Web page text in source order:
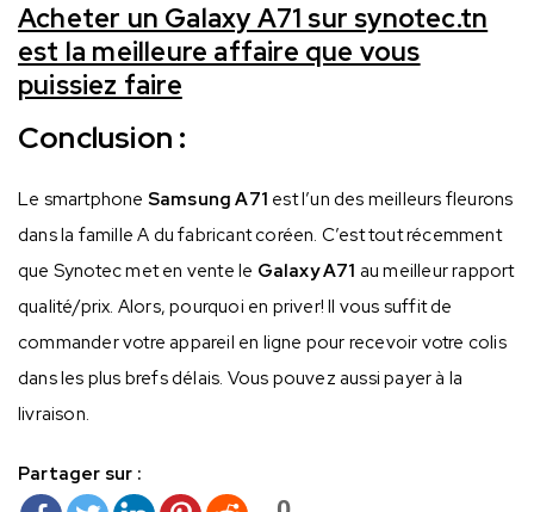
Acheter un Galaxy A71 sur synotec.tn
est la meilleure affaire que vous
puissiez faire
Conclusion :
Le smartphone Samsung A71 est l’un des meilleurs fleurons
dans la famille A du fabricant coréen. C’est tout récemment
que Synotec met en vente le Galaxy A71 au meilleur rapport
qualité/prix. Alors, pourquoi en priver! Il vous suffit de
commander votre appareil en ligne pour recevoir votre colis
dans les plus brefs délais. Vous pouvez aussi payer à la
livraison.
Partager sur :